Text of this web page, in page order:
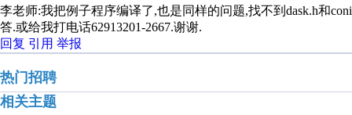
李老师:我把例子程序编译了,也是同样的问题,找不到dask.h和
答.或给我打电话62913201-2667.谢谢.
回复 引用 举报
热门招聘
相关主题